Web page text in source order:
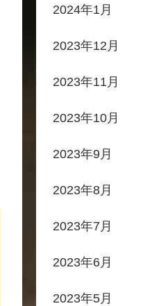
2024年1月
2023年12月
2023年11月
2023年10月
2023年9月
2023年8月
2023年7月
2023年6月
2023年5月